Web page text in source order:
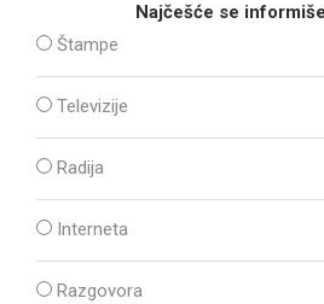
Najčešće se
Štampe
Televizije
Radija
Interneta
Razgovora